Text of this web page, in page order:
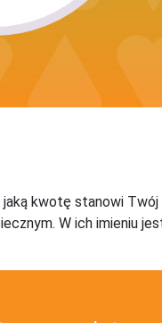
jaką kwotę stanowi
W ich imieniu